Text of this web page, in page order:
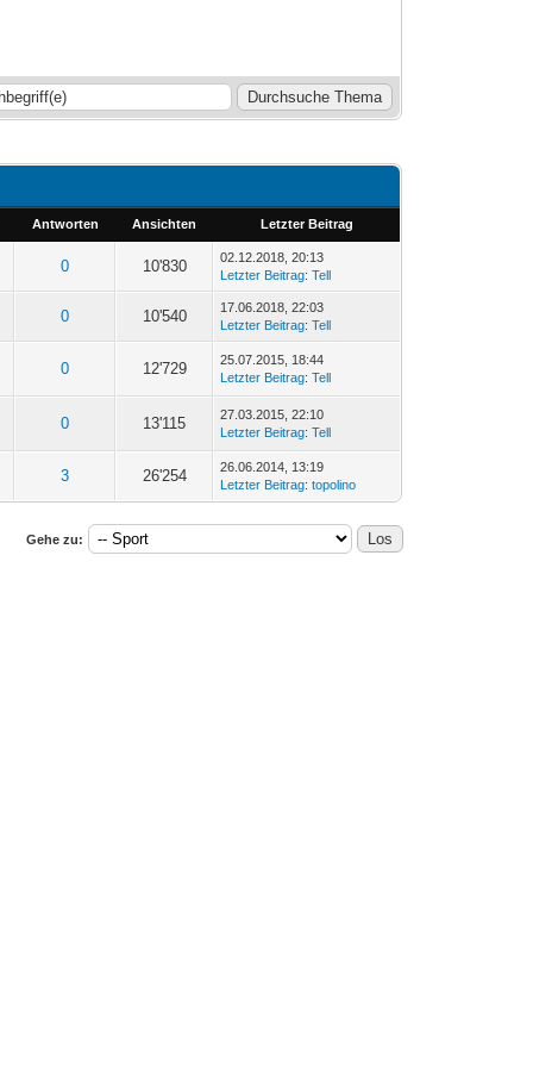
Antworten Ansichten Letzter Beitrag
0 10'830
02.12.2018, 20:13
Letzter Beitrag:Tell
0 10'540
17.06.2018, 22:03
Letzter Beitrag:Tell
0 12'729
25.07.2015, 18:44
Letzter Beitrag:Tell
0 13'115
27.03.2015, 22:10
Letzter Beitrag:Tell
3 26'254
26.06.2014, 13:19
Letzter Beitrag:topolino
Gehe zu: